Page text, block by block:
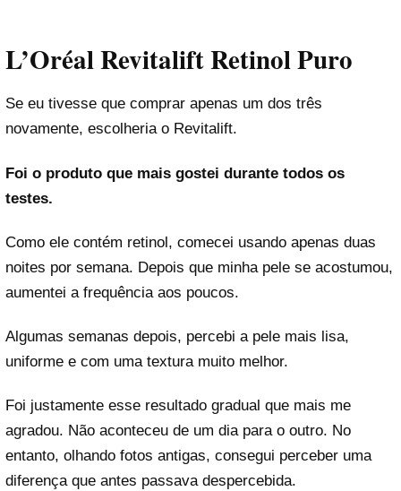
L’Oréal Revitalift Retinol Puro
Se eu tivesse que comprar apenas um dos três
novamente, escolheria o Revitalift.
Foi o produto que mais gostei durante todos os
testes.
Como ele contém retinol, comecei usando apenas duas
noites por semana. Depois que minha pele se acostumou,
aumentei a frequência aos poucos.
Algumas semanas depois, percebi a pele mais lisa,
uniforme e com uma textura muito melhor.
Foi justamente esse resultado gradual que mais me
agradou. Não aconteceu de um dia para o outro. No
entanto, olhando fotos antigas, consegui perceber uma
diferença que antes passava despercebida.